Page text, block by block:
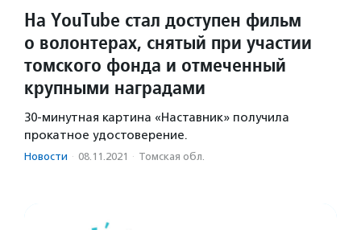
На YouTube стал доступен фильм
о волонтерах, снятый при участии
томского фонда и отмеченный
крупными наградами
30-минутная картина «Наставник» получила
прокатное удостоверение.
Новости · 08.11.2021 · Томская обл.